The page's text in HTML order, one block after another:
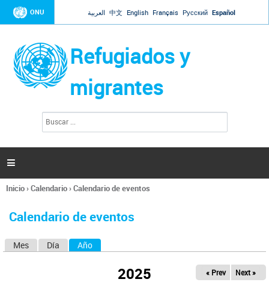
Jump to navigation
ONU العربية 中文 English Français Русский Español
Refugiados y
migrantes
l
s

Se
usted
Inicio›Calendario›Calendario de eventos
Calendario de eventos
Mes Día Año
2025 « Prev Next »